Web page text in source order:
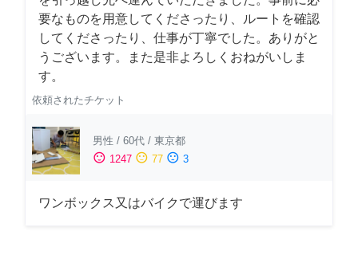
要なものを用意してくださったり、ルートを確認
してくださったり、仕事が丁寧でした。ありがと
うございます。また是非よろしくおねがいしま
す。
依頼されたチケット
男性 / 60代 / 東京都
sentiment_satisfied 1247 sentiment_neutral 77 sentiment_dissatisfied 3
ワンボックス又はバイクで運びます